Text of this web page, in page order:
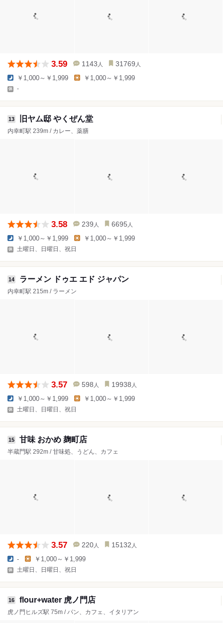
3.59 1143 人 31769 人
￥1,000～￥1,999 ￥1,000～￥1,999
-
13 旧ヤム邸 やくぜん堂
内幸町駅 239m / カレー、薬膳
3.58 239 人 6695 人
￥1,000～￥1,999 ￥1,000～￥1,999
土曜日、日曜日、祝日
14 ラーメン ドゥエ エド ジャパン
内幸町駅 215m / ラーメン
3.57 598 人 19938 人
￥1,000～￥1,999 ￥1,000～￥1,999
土曜日、日曜日、祝日
15 甘味 おかめ 麹町店
半蔵門駅 292m / 甘味処、うどん、カフェ
3.57 220 人 15132 人
- ￥1,000～￥1,999
土曜日、日曜日、祝日
16 flour+water 虎ノ門店
虎ノ門ヒルズ駅 75m / パン、カフェ、イタリアン